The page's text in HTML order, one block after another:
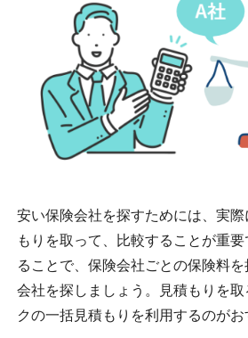
安い保険会社を探すためには、実
もりを取って、比較することが重
ることで、保険会社ごとの保険料
会社を探しましょう。見積もりを
クの一括見積もりを利用するのがお